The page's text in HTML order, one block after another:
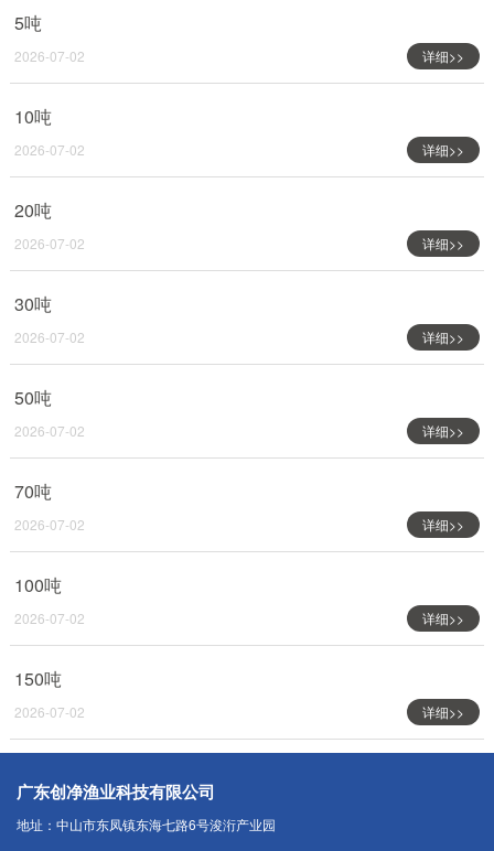
5吨
2026-07-02 详细>>
10吨
2026-07-02 详细>>
20吨
2026-07-02 详细>>
30吨
2026-07-02 详细>>
50吨
2026-07-02 详细>>
70吨
2026-07-02 详细>>
100吨
2026-07-02 详细>>
150吨
2026-07-02 详细>>
广东创净渔业科技有限公司
地址：中山市东凤镇东海七路6号浚洐产业园